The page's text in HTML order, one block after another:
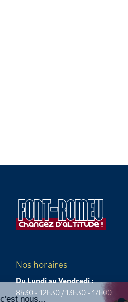
Nos horaires
Du Lundi au Vendredi :
8h30 - 12h30 / 13h30 - 17h00
Salut c'est nous...